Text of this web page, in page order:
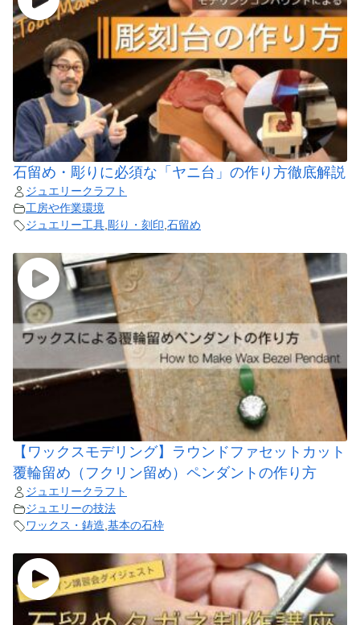
石留め・彫りに必須な「ヤニ台」の作り方徹底解説
ジュエリークラフト
工房や作業環境
ジュエリー工具,彫り・刻印,石留め
【ワックスモデリング】ラウンドファセットカット
覆輪留め（フクリン留め）ペンダントの作り方
ジュエリークラフト
ジュエリーの技法
ワックス・鋳造,基本の石枠